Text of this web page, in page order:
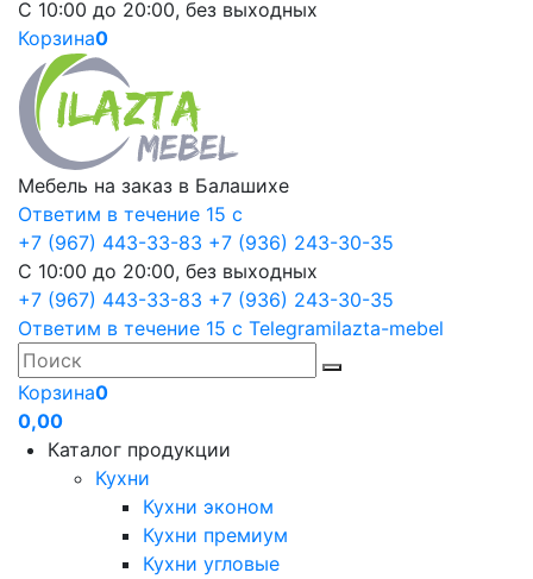
С 10:00 до 20:00, без выходных
Корзина0
Мебель на заказ в Балашихе
Ответим в течение 15 с
+7 (967) 443-33-83 +7 (936) 243-30-35
С 10:00 до 20:00, без выходных
+7 (967) 443-33-83 +7 (936) 243-30-35
Ответим в течение 15 с Telegramilazta-mebel
Корзина0
0,00
Каталог продукции
Кухни
Кухни эконом
Кухни премиум
Кухни угловые